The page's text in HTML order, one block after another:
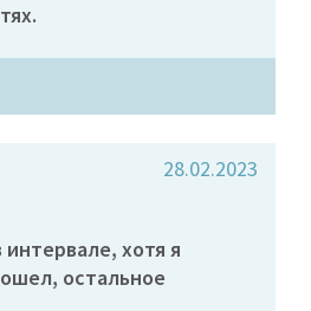
28.02.2023
хотя я
остальное